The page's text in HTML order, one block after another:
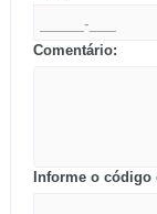
Comentário:
Informe o